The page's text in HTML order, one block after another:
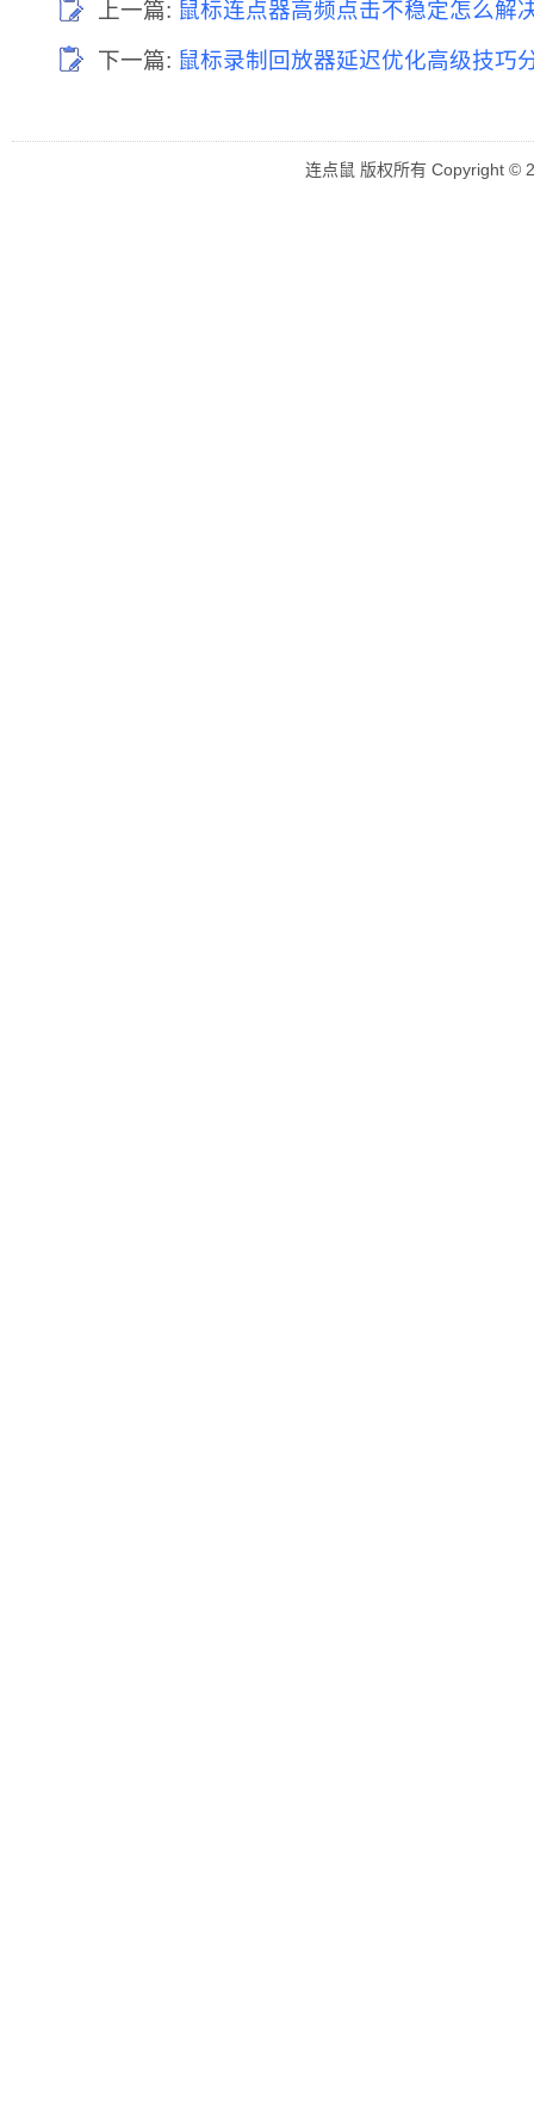
上一篇: 鼠标连点器高频点击不稳定怎么解
下一篇: 鼠标录制回放器延迟优化高级技巧
连点鼠 版权所有 Copyright ©